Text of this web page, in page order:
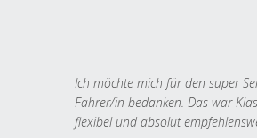
Ich möchte mich für den super
Fahrer/in bedanken. Das war
flexibel und absolut